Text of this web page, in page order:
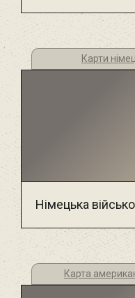
Карти
Німецька
Карта